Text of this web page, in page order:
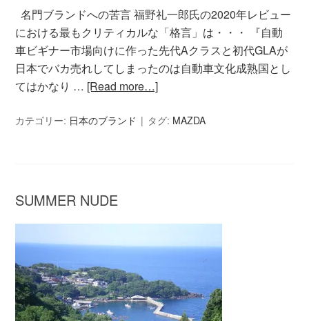
名門ブランドへの苦言 福野礼一郎氏の2020年レビュー
における最もクリティカルな「格言」は・・・ 『自動
車ビギナー市場向けに作った先代Aクラスと初代GLAが
日本でバカ売れしてしまったのは自動車文化成熟国とし
てはかなり … [Read more…]
カテゴリー: 日本のブランド タグ: MAZDA
SUMMER NUDE